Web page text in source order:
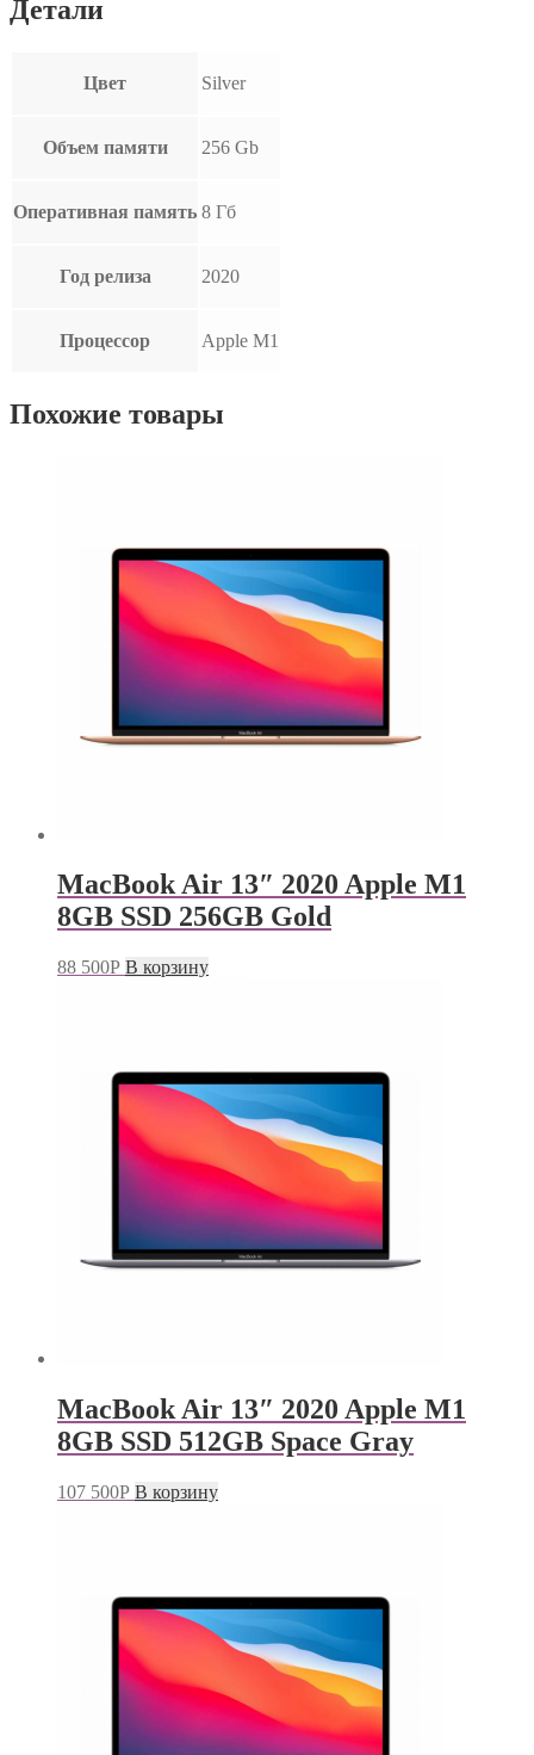
Детали
Цвет Silver
Объем памяти 256 Gb
Оперативная память 8 Гб
Год релиза 2020
Процессор Apple M1
Похожие товары
MacBook Air 13″ 2020 Apple M1
8GB SSD 256GB Gold
88 500Р В корзину
MacBook Air 13″ 2020 Apple M1
8GB SSD 512GB Space Gray
107 500Р В корзину